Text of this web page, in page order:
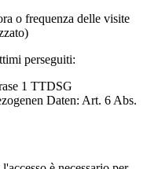
o frequenza delle visite
perseguiti:
1 TTDSG
Daten: Art. 6 Abs.